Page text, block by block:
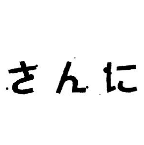
#玉木雄一郎
#亀和田武